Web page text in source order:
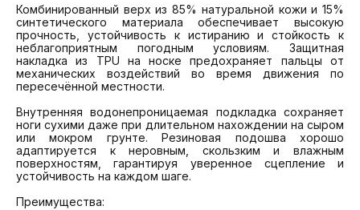
Комбинированный верх из 85% натуральной кожи и 15%
синтетического материала обеспечивает высокую
прочность, устойчивость к истиранию и стойкость к
неблагоприятным погодным условиям. Защитная
накладка из TPU на носке предохраняет пальцы от
механических воздействий во время движения по
пересечённой местности.
Внутренняя водонепроницаемая подкладка сохраняет
ноги сухими даже при длительном нахождении на сыром
или мокром грунте. Резиновая подошва хорошо
адаптируется к неровным, скользким и влажным
поверхностям, гарантируя уверенное сцепление и
устойчивость на каждом шаге.
Преимущества: